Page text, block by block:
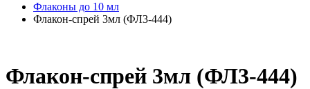
Флаконы до 10 мл
Флакон-спрей 3мл (ФЛ3-444)
Флакон-спрей 3мл (ФЛ3-444)